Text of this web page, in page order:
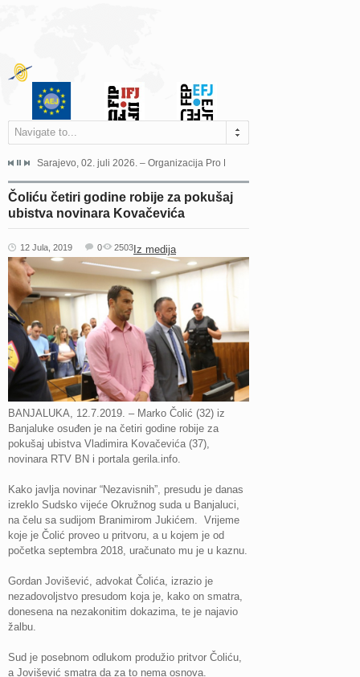
Navigate to...
Grada Sarajeva povodom Dana Sarajeva dugogodišnjoj...
Sarajevo, 02. juli 2026. – Organizacija Pro Educa juče je uspješno
Čoliću četiri godine robije za pokušaj
ubistva novinara Kovačevića
12 Jula, 2019 Iz medija
0 2503
BANJALUKA, 12.7.2019. – Marko Čolić (32) iz
Banjaluke osuđen je na četiri godine robije za
pokušaj ubistva Vladimira Kovačevića (37),
novinara RTV BN i portala gerila.info.
Kako javlja novinar “Nezavisnih”, presudu je danas
izreklo Sudsko vijeće Okružnog suda u Banjaluci,
na čelu sa sudijom Branimirom Jukićem. Vrijeme
koje je Čolić proveo u pritvoru, a u kojem je od
početka septembra 2018, uračunato mu je u kaznu.
Gordan Jovišević, advokat Čolića, izrazio je
nezadovoljstvo presudom koja je, kako on smatra,
donesena na nezakonitim dokazima, te je najavio
žalbu.
Sud je posebnom odlukom produžio pritvor Čoliću,
a Jovišević smatra da za to nema osnova.